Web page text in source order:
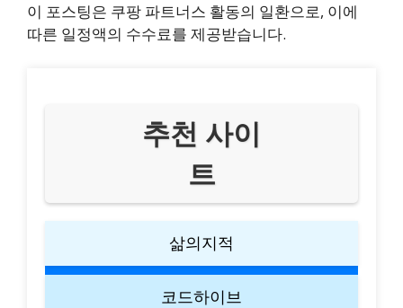
이 포스팅은 쿠팡 파트너스 활동의 일환으로, 이에
따른 일정액의 수수료를 제공받습니다.
추천 사이
트
삶의지적
코드하이브